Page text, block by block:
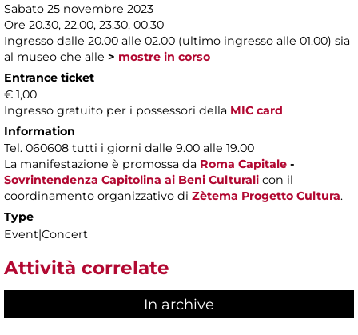
Sabato 25 novembre 2023
Ore 20.30, 22.00, 23.30, 00.30
Ingresso dalle 20.00 alle 02.00 (ultimo ingresso alle 01.00) sia
al museo che alle > mostre in corso
Entrance ticket
€ 1,00
Ingresso gratuito per i possessori della MIC card
Information
Tel. 060608 tutti i giorni dalle 9.00 alle 19.00
La manifestazione è promossa da Roma Capitale -
Sovrintendenza Capitolina ai Beni Culturali con il
coordinamento organizzativo di Zètema Progetto Cultura.
Type
Event|Concert
Attività correlate
In archive